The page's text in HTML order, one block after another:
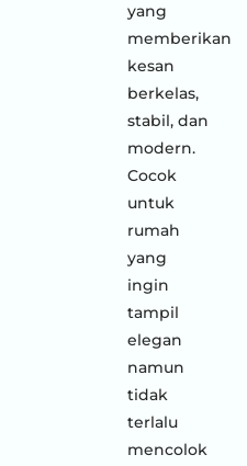
yang
memberikan
kesan
berkelas,
stabil, dan
modern.
Cocok
untuk
rumah
yang
ingin
tampil
elegan
namun
tidak
terlalu
mencolok